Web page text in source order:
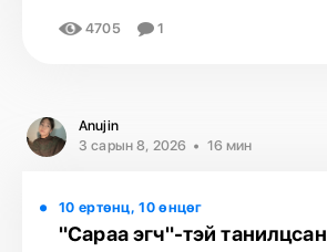
4705 1
Anujin
3 сарын 8, 2026
16 мин
10 ертөнц, 10 өнцөг
"Сараа эгч"-тэй танилцсан